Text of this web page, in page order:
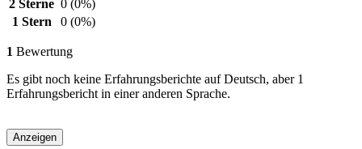
2 Sterne 0 (0%)
1 Stern
0 (0%)
1 Bewertung
Es gibt noch keine Erfahrungsberichte auf Deutsch, aber 1
Erfahrungsbericht in einer anderen Sprache.
Anzeigen